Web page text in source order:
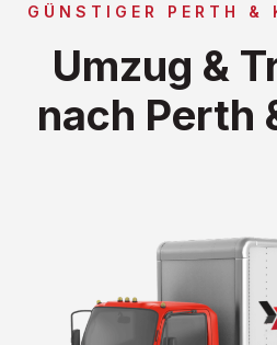
GÜNSTIGER PERTH &
Umzug &
nach Perth